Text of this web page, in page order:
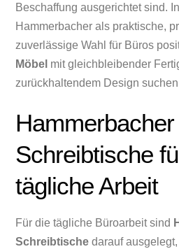
Beschaffung ausgerichtet sind.
Hammerbacher als praktische,
zuverlässige Wahl für Büros
Möbel mit gleichbleibender
zurückhaltendem Design
Hammerbacher
Schreibtische
tägliche Arbeit
Für die tägliche Büroarbeit sind
Schreibtische darauf